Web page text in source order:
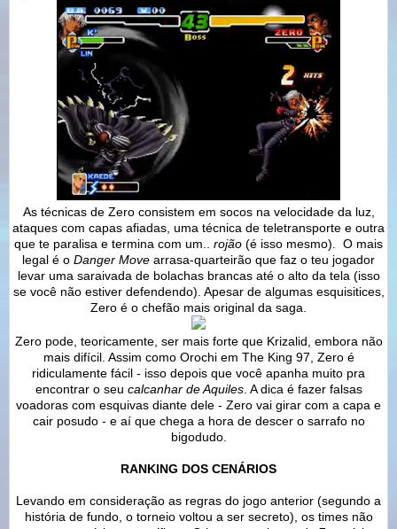
As técnicas de Zero consistem em socos na velocidade da luz,
ataques com capas afiadas, uma técnica de teletransporte e outra
que te paralisa e termina com um.. rojão (é isso mesmo). O mais
legal é o Danger Move arrasa-quarteirão que faz o teu jogador
levar uma saraivada de bolachas brancas até o alto da tela (isso
se você não estiver defendendo). Apesar de algumas esquisitices,
Zero é o chefão mais original da saga.
Zero pode, teoricamente, ser mais forte que Krizalid, embora não
mais difícil. Assim como Orochi em The King 97, Zero é
ridiculamente fácil - isso depois que você apanha muito pra
encontrar o seu calcanhar de Aquiles. A dica é fazer falsas
voadoras com esquivas diante dele - Zero vai girar com a capa e
cair posudo - e aí que chega a hora de descer o sarrafo no
bigodudo.
RANKING DOS CENÁRIOS
Levando em consideração as regras do jogo anterior (segundo a
história de fundo, o torneio voltou a ser secreto), os times não